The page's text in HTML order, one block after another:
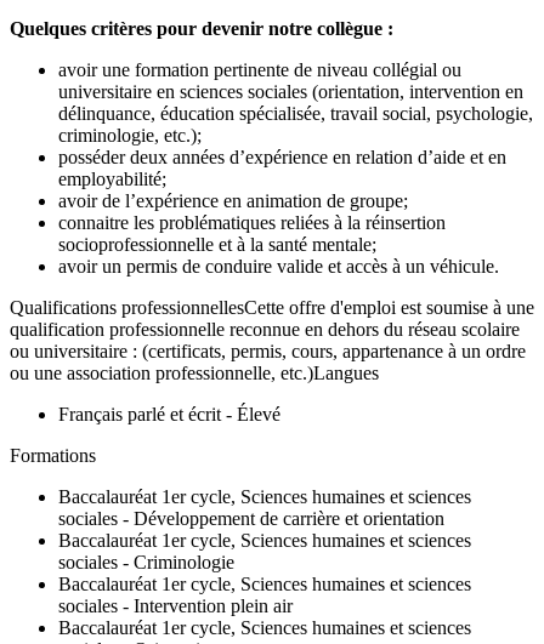
Quelques critères pour devenir notre collègue :
avoir une formation pertinente de niveau collégial ou
universitaire en sciences sociales (orientation, intervention en
délinquance, éducation spécialisée, travail social, psychologie,
criminologie, etc.);
posséder deux années d’expérience en relation d’aide et en
employabilité;
avoir de l’expérience en animation de groupe;
connaitre les problématiques reliées à la réinsertion
socioprofessionnelle et à la santé mentale;
avoir un permis de conduire valide et accès à un véhicule.
Qualifications professionnellesCette offre d'emploi est soumise à une
qualification professionnelle reconnue en dehors du réseau scolaire
ou universitaire : (certificats, permis, cours, appartenance à un ordre
ou une association professionnelle, etc.)Langues
Français parlé et écrit - Élevé
Formations
Baccalauréat 1er cycle, Sciences humaines et sciences
sociales - Développement de carrière et orientation
Baccalauréat 1er cycle, Sciences humaines et sciences
sociales - Criminologie
Baccalauréat 1er cycle, Sciences humaines et sciences
sociales - Intervention plein air
Baccalauréat 1er cycle, Sciences humaines et sciences